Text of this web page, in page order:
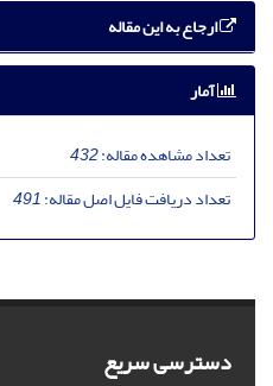
ارجاع به این مقاله
آمار
تعداد مشاهده مقاله:432
تعداد دریافت فایل اصل مقاله:491
دسترسی سریع